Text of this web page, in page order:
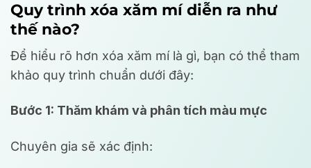
Quy trình xóa xăm mí diễn ra như
thế nào?
Để hiểu rõ hơn xóa xăm mí là gì, bạn có thể tham
khảo quy trình chuẩn dưới đây:
Bước 1: Thăm khám và phân tích màu mực
Chuyên gia sẽ xác định: